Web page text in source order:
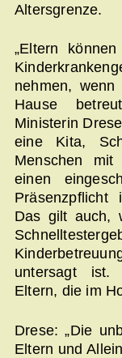
Altersgrenze.
„Eltern
nehmen,
Hause
Ministerin
eine Kita,
Menschen mit
einen
Präsenzpflicht
Das gilt auch,
untersagt ist.
Eltern, die im
Drese: „Die
Eltern und